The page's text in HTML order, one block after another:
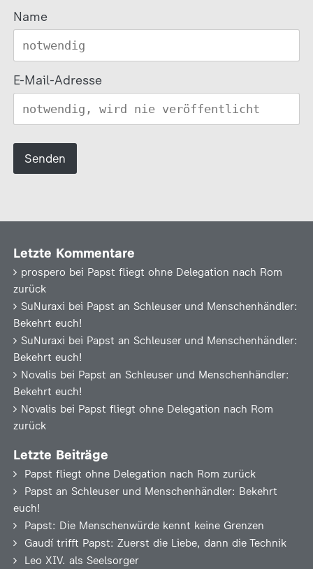
Name
E-Mail-Adresse
Letzte Kommentare
prospero bei Papst fliegt ohne Delegation nach Rom
zurück
SuNuraxi bei Papst an Schleuser und Menschenhändler:
Bekehrt euch!
SuNuraxi bei Papst an Schleuser und Menschenhändler:
Bekehrt euch!
Novalis bei Papst an Schleuser und Menschenhändler:
Bekehrt euch!
Novalis bei Papst fliegt ohne Delegation nach Rom
zurück
Letzte Beiträge
Papst fliegt ohne Delegation nach Rom zurück
Papst an Schleuser und Menschenhändler: Bekehrt
euch!
Papst: Die Menschenwürde kennt keine Grenzen
Gaudí trifft Papst: Zuerst die Liebe, dann die Technik
Leo XIV. als Seelsorger